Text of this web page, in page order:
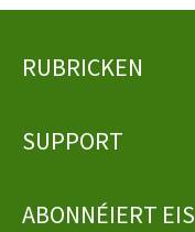
Fousszeil
RUBRICKEN
SUPPORT
ABONNÉIERT EIS